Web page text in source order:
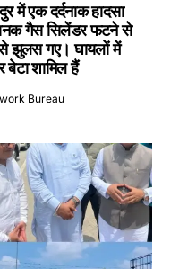
में एक दर्दनाक हादसा
गैस सिलेंडर फटने से
से झुलस गए। घायलों में
बेटा शामिल हैं
Bureau